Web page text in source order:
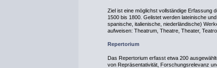
Ziel ist eine möglichst vollständige Erfassung
1500 bis 1800. Gelistet werden lateinische
spanische, italienische, niederländische)
aufweisen: Theatrum, Theatre, Theater,
Repertorium
Das Repertorium erfasst etwa 200
von Repräsentativität, Forschungsrelevanz